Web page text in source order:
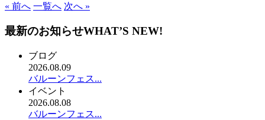
« 前へ 一覧へ 次へ »
最新のお知らせWHAT’S NEW!
ブログ
2026.08.09
バルーンフェス...
イベント
2026.08.08
バルーンフェス...